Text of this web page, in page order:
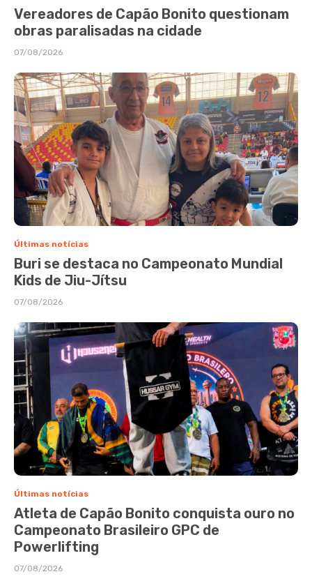
Vereadores de Capão Bonito questionam
obras paralisadas na cidade
07/08/2026
Últimas notícias
Buri se destaca no Campeonato Mundial
Kids de Jiu-Jítsu
07/08/2026
Últimas notícias
Atleta de Capão Bonito conquista ouro no
Campeonato Brasileiro GPC de
Powerlifting
07/08/2026